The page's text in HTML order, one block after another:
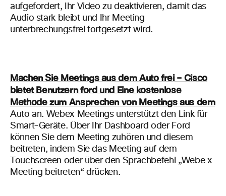
aufgefordert, Ihr Video zu deaktivieren, damit das
Audio stark bleibt und Ihr Meeting
unterbrechungsfrei fortgesetzt wird.
Machen Sie Meetings aus dem Auto frei – Cisco
bietet Benutzern ford und Eine kostenlose
Methode zum Ansprechen von Meetings aus dem
Auto an. Webex Meetings unterstützt den Link für
Smart-Geräte. Über Ihr Dashboard oder Ford
können Sie dem Meeting zuhören und diesem
beitreten, indem Sie das Meeting auf dem
Touchscreen oder über den Sprachbefehl „Webe x
Meeting beitreten“ drücken.